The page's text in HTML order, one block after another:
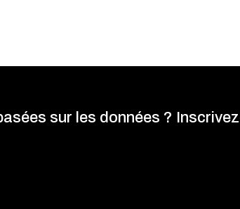
sur les données ?